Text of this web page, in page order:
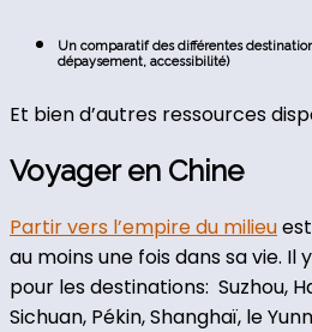
Un comparatif des différentes
dépaysement, accessibilité)
Et bien d’autres ressources
Voyager en Chine
Partir vers l’empire du milieu
au moins une fois dans sa vie. Il
pour les destinations: Suzhou,
Sichuan, Pékin, Shanghaï, le